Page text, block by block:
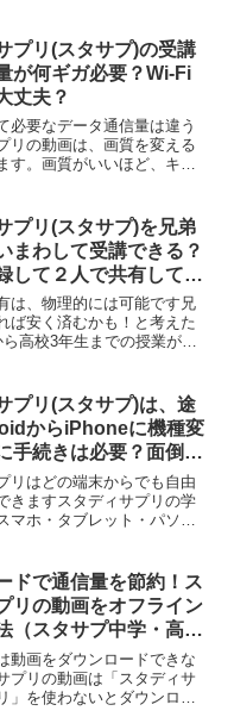
応は原則できません（①...
プリ(スタサプ)の受講
が何ギガ必要？Wi-Fi
丈夫？
必要なデータ通信量は違う
リの動画は、画質を変える
す。画質がいいほど、キレ
信量が5倍くらい違いまし
信量を減らし...
プリ(スタサプ)を兄弟
まわして受講できる？
して２人で共有して動
は可能？
は、物理的には可能です兄
ば安く済むかも！と考えた
高校3年生までの授業が見
を見ると、「兄弟で使いま
済むんじ...
プリ(スタサプ)は、途
からiPhoneに機種変
手続きは必要？面倒じ
リはどの端末からでも自由
きますスタディサプリの学
マホ・タブレット・パソコ
は、「新しいスマホが追加
なので、特...
ドで通信量を節約！ス
リの動画をオフライン
（スタサプ中学・高校
動画をダウンロードできな
プリの動画は「スタディサ
」を使わないとダウンロー